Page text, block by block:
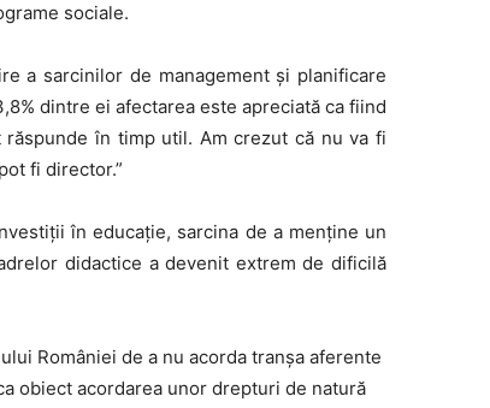
sociale.
a sarcinilor de management și planificare
dintre ei afectarea este apreciată ca fiind
în timp util. Am crezut că nu va fi
fi director.”
în educație, sarcina de a menține un
didactice a devenit extrem de dificilă
României de a nu acorda tranșa aferente
obiect acordarea unor drepturi de natură